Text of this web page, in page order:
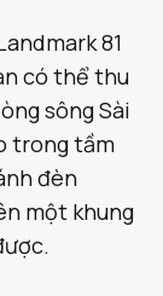
81
có thể thu
sông Sài
trong tầm
đèn
một khung